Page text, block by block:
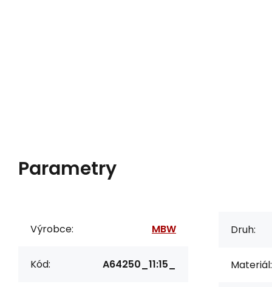
Parametry
Výrobce: MBW
Kód: A64250_11:15_
Druh:
Materiál: